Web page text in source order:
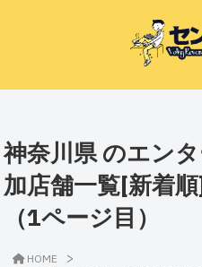
神奈川県 のエン
加店舗一覧[新着
（1ページ目）
HOME >